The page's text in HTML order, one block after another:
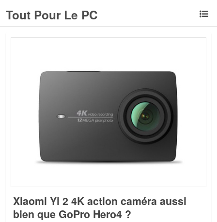
Tout Pour Le PC
Xiaomi Yi 2 4K action caméra aussi
bien que GoPro Hero4 ?